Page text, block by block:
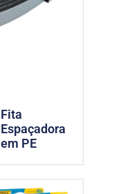
Fita
Espaçadora
em PE